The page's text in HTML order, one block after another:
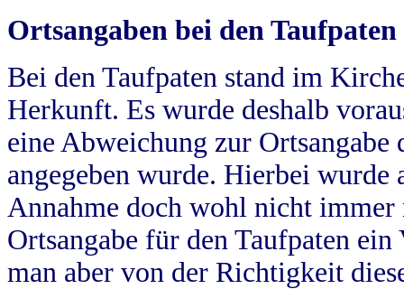
Ortsangaben bei den Taufpaten
Bei den Taufpaten stand im
Herkunft. Es wurde deshalb
eine Abweichung zur
angegeben wurde. Hierbei wurde
Annahme doch wohl nicht
Ortsangabe für den Taufpaten
man aber von der Richtigkeit